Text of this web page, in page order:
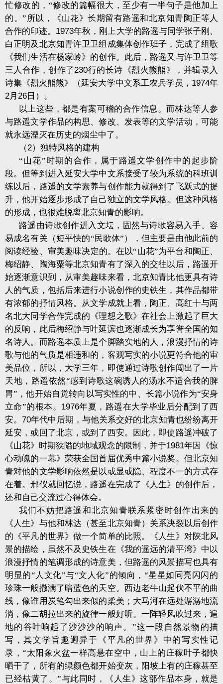
忙修改的，“修改的篇幅很大，至少有一半句子是他加上
的。”所以，《山花》长期留有路遥和北京知青陶正等人
合作的印迹。 1973年秋，刚上大学的路遥与同学张子刚、
白正明及北京知青许卫卫组成集体创作班子，完成了组歌
《我们生活在杨家岭》的创作。此后，路遥又与许卫卫等
三人合作，创作了230行的长诗《烈火熊熊》，并辑录入
诗集《烈火熊熊》（延安大学中文系工农兵学员， 1974年
2月 26 日）。
以上这些，都是有案可稽的合作信息。而林达等人参
与路遥文学作品的构思、修改、发表等的文学活动，可能
就永远湮灭在历史的烟尘中了。
（2）独特风格的建构
“山花”时期的合作，属于路遥文学创作中的起步阶
段。但等到进入延安大学中文系接受了较为系统的科班训
练以后，路遥的文学素养与创作能力就得到了飞跃式的提
升，他开始逐步形成了自己独立的文学风格。但这种风格
的形成，也很难脱离北京知青的影响。
路遥由诗歌创作进入文坛，固然与诗歌容易入手、容
易成名有关（短平快的“民歌体”），但主要是由他此前的
阅读经验、审美趣味决定的。在以“山花”为平台和陶正、
梅绍静、陶海粟等北京知青有了深入的交往以后，路遥开
始逐渐意识到，从审美趣味来看，北京知青比他更具有诗
人的气质，包括后来进行小说创作的史铁生，其作品都带
有浓郁的抒情风格。从文学成就上看，陶正、高红十与两
名北大同学合作完成的《理想之歌》在社会上激起了巨大
的反响，此后梅绍静与叶延滨也逐渐成长为享誉全国的知
名诗人。而路遥本质上是个脚踏实地的人，浪漫抒情的诗
歌与他的气质是相违和的，客观写实的小说更符合他的审
美品位，所以，大学三年，即使通过诗歌创作闯出了一片
天地，路遥依然“感到诗歌这碗诱人的汤水不适合我的脾
胃”，他开始自觉转向以写实性的中、长篇小说作为“安身
立命”的根本。 1976年夏，路遥在大学毕业后分配到了西
安。70年代中后期，与他关系交好的北京知青也纷纷离开
延安，或回了北京，或到了西安。因此，即使路遥冲破了
《山花》时期狭隘的地域观念的限制，并于1981年因《惊
心动魄的一幕》荣获全国首届优秀中篇小说奖。但北京知
青对他的文学影响依然是以或显或隐、程度不一的方式存
在着。邢仪就回忆说，路遥在完成了《人生》的创作后，
还和自己交流过心得体会。
我们不妨把路遥和北京知青联系紧密时创作出来的
《人生》与他和林达（甚至北京知青）关系决裂以后创作
的《平凡的世界》做一个简单的比照。《人生》对陕北风
景的描绘，虽然不及史铁生在《我的遥远的清平湾》中以
浪漫抒情的笔调形成的诗意美，但路遥的风景描写也具有
明显的“人文化”与“文人化”的倾向，“星星如同亮闪闪的
珍珠一般撒满了暗蓝色的天空。西边老牛山起伏不平的曲
线，像谁用炭笔勾出来似的柔美；大马河在远处潺潺地流
淌，像二胡拉出来的旋律一般好听。一阵轻风吹过来，遍
地的谷叶响起了沙沙沙的响声。”这一段自然景物的描
写，其文学旨趣迥异于《平凡的世界》中的写实性记
录，“太阳象火盆一样高悬在空中，山上的庄稼叶子都快
晒干了，所有的绿颜色都开始变灰，阳坡上有的庄稼甚至
已经枯黄了。”与此同时，《人生》这部作品本身，就是